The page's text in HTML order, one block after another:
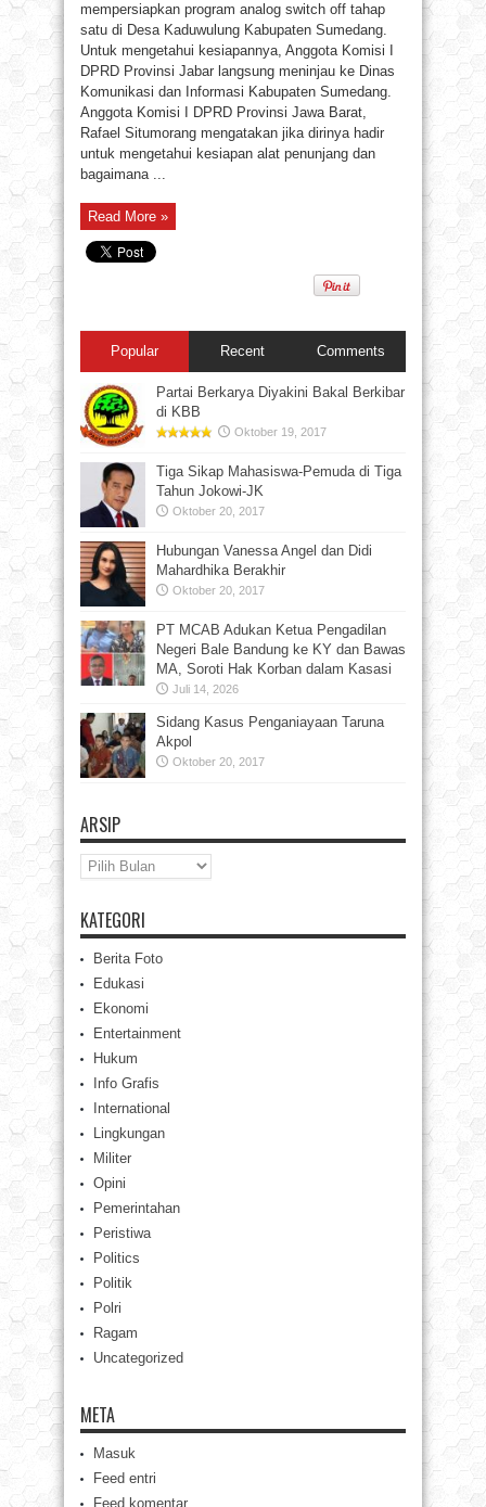
mempersiapkan program analog switch off tahap
satu di Desa Kaduwulung Kabupaten Sumedang.
Untuk mengetahui kesiapannya, Anggota Komisi I
DPRD Provinsi Jabar langsung meninjau ke Dinas
Komunikasi dan Informasi Kabupaten Sumedang.
Anggota Komisi I DPRD Provinsi Jawa Barat,
Rafael Situmorang mengatakan jika dirinya hadir
untuk mengetahui kesiapan alat penunjang dan
bagaimana ...
Read More »
Popular Recent Comments
Partai Berkarya Diyakini Bakal Berkibar
di KBB
Oktober 19, 2017
Tiga Sikap Mahasiswa-Pemuda di Tiga
Tahun Jokowi-JK
Oktober 20, 2017
Hubungan Vanessa Angel dan Didi
Mahardhika Berakhir
Oktober 20, 2017
PT MCAB Adukan Ketua Pengadilan
Negeri Bale Bandung ke KY dan Bawas
MA, Soroti Hak Korban dalam Kasasi
Juli 14, 2026
Sidang Kasus Penganiayaan Taruna
Akpol
Oktober 20, 2017
ARSIP
Arsip
KATEGORI
Berita Foto
Edukasi
Ekonomi
Entertainment
Hukum
Info Grafis
International
Lingkungan
Militer
Opini
Pemerintahan
Peristiwa
Politics
Politik
Polri
Ragam
Uncategorized
META
Masuk
Feed entri
Feed komentar